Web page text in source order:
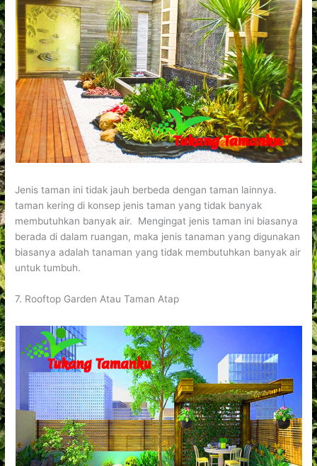
Jenis taman ini tidak jauh berbeda dengan taman lainnya.
taman kering di konsep jenis taman yang tidak banyak
membutuhkan banyak air. Mengingat jenis taman ini biasanya
berada di dalam ruangan, maka jenis tanaman yang digunakan
biasanya adalah tanaman yang tidak membutuhkan banyak air
untuk tumbuh.
7. Rooftop Garden Atau Taman Atap